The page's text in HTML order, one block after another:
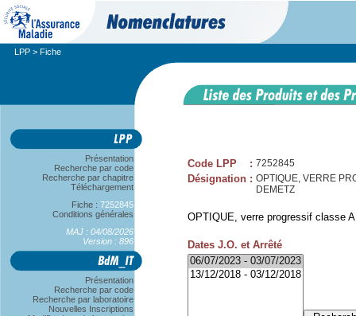
LPP > Fiche
Présentation
Recherche par code
Recherche par chapitre
Téléchargement
Fiche : 7252845
Conditions générales
MAJ : 04/08/2026
Version : 896
Présentation
Recherche par code
Recherche par laboratoire
Nouvelles Inscriptions
Code LPP : 7252845
Désignation : OPTIQUE, VERRE
DEMETZ
OPTIQUE, verre progressif classe
Dates J.O. et Arrêté